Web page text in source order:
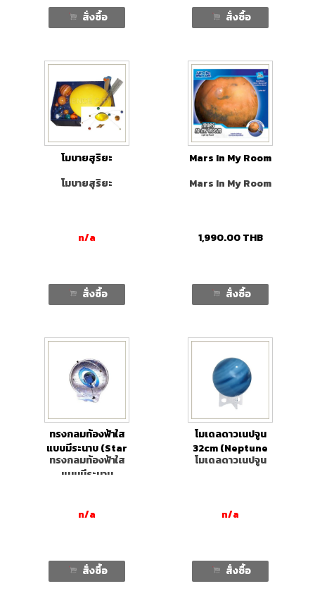
สั่งซื้อ สั่งซื้อ
โมบายสุริยะ
โมบายสุริยะ
n/a
สั่งซื้อ
Mars In My Room
Mars In My Room
1,990.00 THB
สั่งซื้อ
ทรงกลมท้องฟ้าใส
แบบมีระนาบ (Star
Model with
stand)
ทรงกลมท้องฟ้าใส
แบบมีระนาบ
n/a
สั่งซื้อ
โมเดลดาวเนปจูน
32cm (Neptune
Model)
โมเดลดาวเนปจูน
n/a
สั่งซื้อ